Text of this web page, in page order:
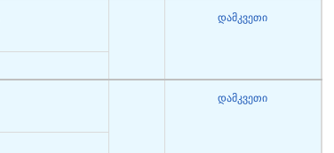
დამკვეთი
დამკვეთი